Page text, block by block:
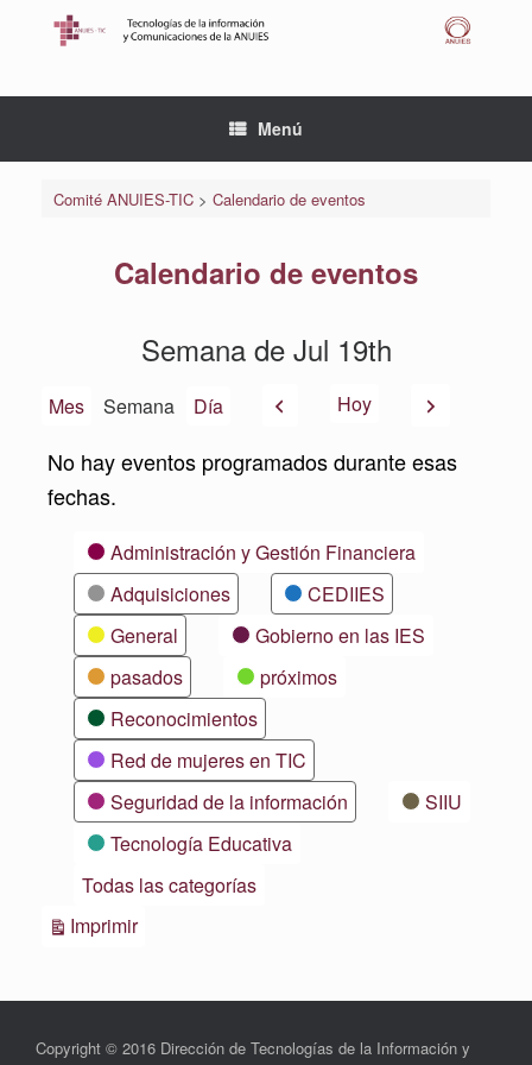
Menú
Comité ANUIES-TIC> Calendario de eventos
Calendario de eventos
Semana de Jul 19th
Mes Semana Día AnteriorHoy Siguiente
No hay eventos programados durante esas
fechas.
CategoríasAdministración y Gestión Financiera
Adquisiciones
CEDIIES
General
Gobierno en las IES
pasados
próximos
Reconocimientos
Red de mujeres en TIC
Seguridad de la información
SIIU
Tecnología Educativa
Todas las categorías
ImprimirVistas
Copyright © 2016 Dirección de Tecnologías de la Información y